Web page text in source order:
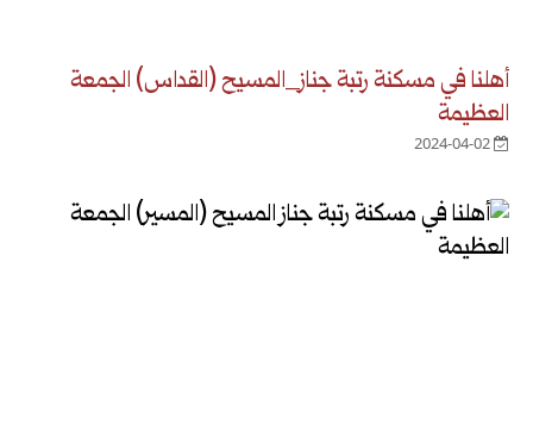
أهلنا في مسكنة رتبة جناز_المسيح (القداس) الجمعة
العظيمة
2024-04-02